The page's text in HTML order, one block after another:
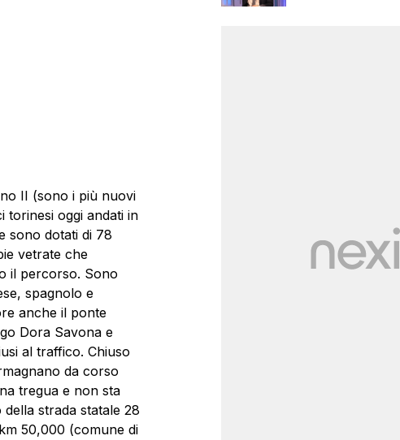
II (sono i più nuovi
torinesi oggi andati in
sono dotati di 78
vetrate che
il percorso. Sono
spagnolo e
anche il ponte
Dora Savona e
al traffico. Chiuso
da corso
tregua e non sta
strada statale 28
50,000 (comune di